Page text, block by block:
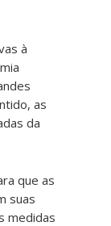
à
as
da
que as
suas
medidas